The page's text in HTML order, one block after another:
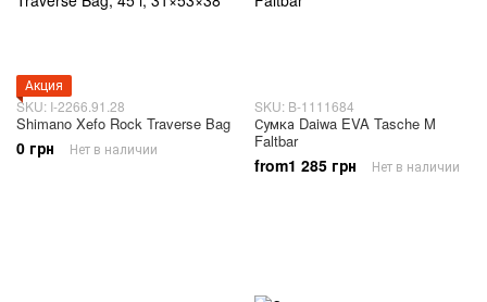
Акция
SKU: I-2266.91.28
Shimano Xefo Rock Traverse Bag
0 грн Нет в наличии
SKU: B-1111684
Сумка Daiwa EVA Tasche M
Faltbar
from1 285 грн Нет в наличии